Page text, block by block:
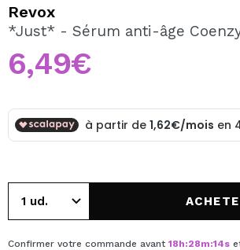
En créant un compte sur Maquibeauty.fr
effectuer vos achats rapidement,
commandes et consulter vos
CRÉER UN COMPTE
Revox
*Just* - Sérum anti-âge
6,49€
Confirmer votre commande avant 18h:28m:14s